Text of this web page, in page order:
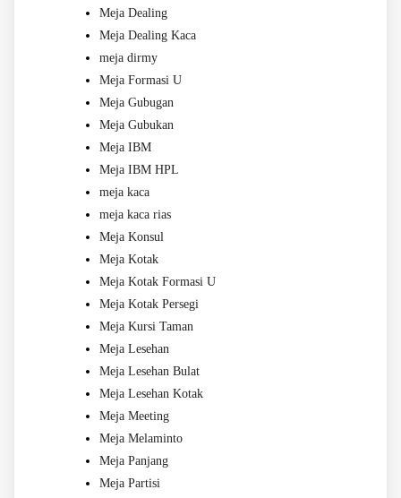
Meja Dealing
Meja Dealing Kaca
meja dirmy
Meja Formasi U
Meja Gubugan
Meja Gubukan
Meja IBM
Meja IBM HPL
meja kaca
meja kaca rias
Meja Konsul
Meja Kotak
Meja Kotak Formasi U
Meja Kotak Persegi
Meja Kursi Taman
Meja Lesehan
Meja Lesehan Bulat
Meja Lesehan Kotak
Meja Meeting
Meja Melaminto
Meja Panjang
Meja Partisi